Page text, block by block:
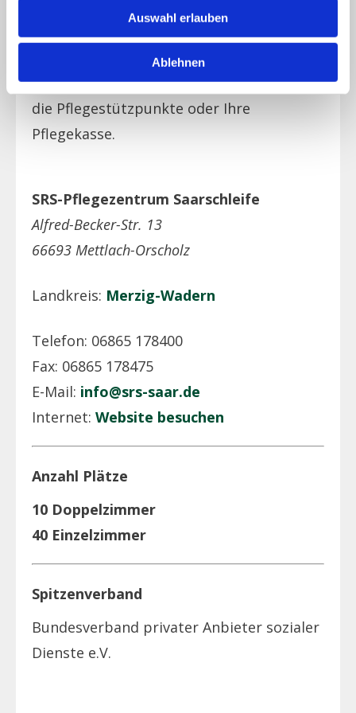
Auswahl erlauben
Ablehnen
Beratung zu den Kosten /
Kostenerstattung geben Ihnen auch
gerne die teilnehmenden Einrichtungen,
die Pflegestützpunkte oder Ihre
Pflegekasse.
SRS-Pflegezentrum Saarschleife
Alfred-Becker-Str. 13
66693 Mettlach-Orscholz
Landkreis: Merzig-Wadern
Telefon: 06865 178400
Fax: 06865 178475
E-Mail: info@srs-saar.de
Internet: Website besuchen
Anzahl Plätze
10 Doppelzimmer
40 Einzelzimmer
Spitzenverband
Bundesverband privater Anbieter sozialer
Dienste e.V.